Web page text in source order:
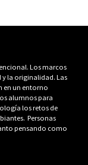
Los marcos
y la originalidad. Las
en un entorno
alumnos para
los retos de
Personas
pensando como